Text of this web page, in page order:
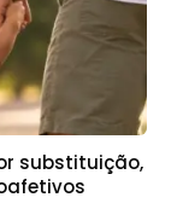
substituição,